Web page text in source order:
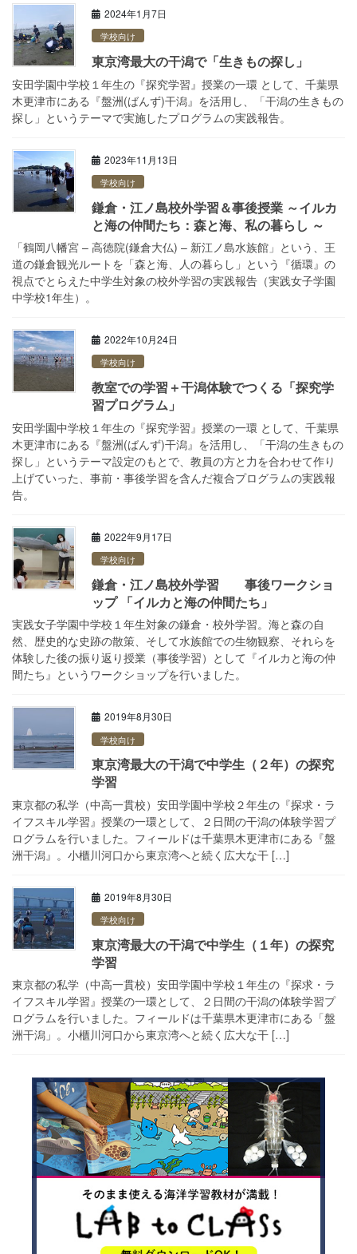
2024年1月7日
学校向け
東京湾最⼤の⼲潟で「⽣きもの探し」
安田学園中学校１年生の『探究学習』授業の一環 として、千葉県
木更津市にある『盤洲(ばんず)干潟』を活用し、「干潟の生きもの
探し」というテーマで実施したプログラムの実践報告。
2023年11月13日
学校向け
鎌倉・江ノ島校外学習＆事後授業 ～イルカ
と海の仲間たち：森と海、私の暮らし ～
「鶴岡⼋幡宮 – ⾼徳院(鎌倉⼤仏) – 新江ノ島⽔族館」という、王
道の鎌倉観光ルートを「森と海、⼈の暮らし」という『循環』の
視点でとらえた中学生対象の校外学習の実践報告（実践女子学園
中学校1年生）。
2022年10月24日
学校向け
教室での学習＋干潟体験でつくる「探究学
習プログラム」
安田学園中学校１年生の『探究学習』授業の一環 として、千葉県
木更津市にある『盤洲(ばんず)干潟』を活用し、「干潟の生きもの
探し」というテーマ設定のもとで、教員の方と力を合わせて作り
上げていった、事前・事後学習を含んだ複合プログラムの実践報
告。
2022年9月17日
学校向け
鎌倉・江ノ島校外学習 事後ワークショ
ップ 「イルカと海の仲間たち」
実践女子学園中学校１年生対象の鎌倉・校外学習。海と森の自
然、歴史的な史跡の散策、そして水族館での生物観察、それらを
体験した後の振り返り授業（事後学習）として『イルカと海の仲
間たち』というワークショップを行いました。
2019年8月30日
学校向け
東京湾最大の干潟で中学生（２年）の探究
学習
東京都の私学（中高一貫校）安田学園中学校２年生の『探求・ラ
イフスキル学習』授業の一環として、２日間の干潟の体験学習プ
ログラムを行いました。フィールドは千葉県木更津市にある『盤
洲干潟』。小櫃川河口から東京湾へと続く広大な干 […]
2019年8月30日
学校向け
東京湾最大の干潟で中学生（１年）の探究
学習
東京都の私学（中高一貫校）安田学園中学校１年生の『探求・ラ
イフスキル学習』授業の一環として、２日間の干潟の体験学習プ
ログラムを行いました。フィールドは千葉県木更津市にある「盤
洲干潟」。小櫃川河口から東京湾へと続く広大な干 […]